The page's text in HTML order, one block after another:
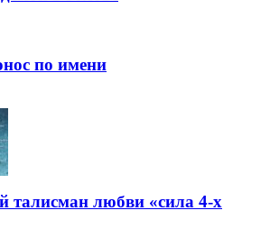
по имени
талисман любви «сила 4-х